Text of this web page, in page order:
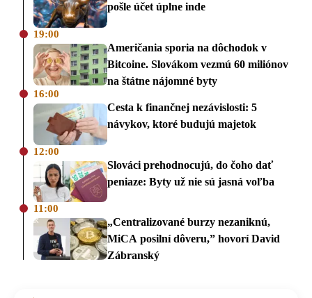
pošle účet úplne inde
19:00
Američania sporia na dôchodok v
Bitcoine. Slovákom vezmú 60 miliónov
na štátne nájomné byty
16:00
Cesta k finančnej nezávislosti: 5
návykov, ktoré budujú majetok
12:00
Slováci prehodnocujú, do čoho dať
peniaze: Byty už nie sú jasná voľba
11:00
„Centralizované burzy nezaniknú,
MiCA posilní dôveru,” hovorí David
Zábranský